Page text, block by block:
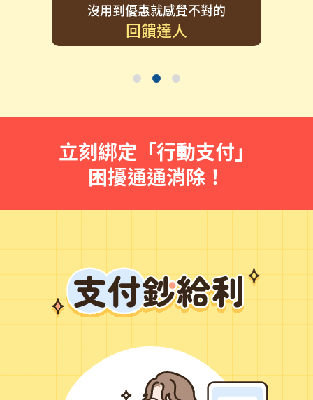
沒用到優惠就感覺不對的
回饋達人
立刻綁定「行動支付」
困擾通通消除！